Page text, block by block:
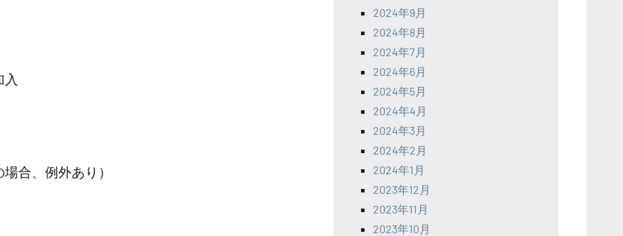
、例外あり）
2024年9月
2024年8月
2024年7月
2024年6月
2024年5月
2024年4月
2024年3月
2024年2月
2024年1月
2023年12月
2023年11月
2023年10月